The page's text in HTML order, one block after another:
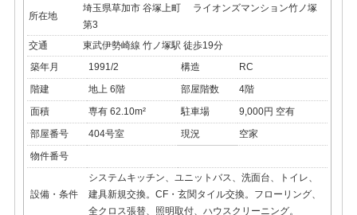
所在地
埼玉県草加市 谷塚上町 ライオンズマンション竹ノ塚
第3
交通
東武伊勢崎線 竹ノ塚駅 徒歩19分
築年月
1991/2 構造
RC
階建
地上 6階 部屋階数
4階
面積
専有 62.10m² 駐車場
9,000円 空有
部屋番号
404号室 現況
空家
物件番号
設備・条件
システムキッチン、ユニットバス、洗面台、トイレ、
建具新規交換。CF・玄関タイル交換。フローリング、
全クロス張替、照明取付、ハウスクリーニング。